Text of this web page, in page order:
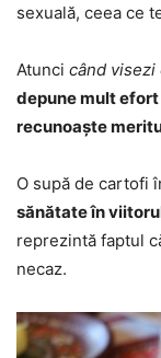
sexuală, ceea ce
Atunci când visezi
depune mult
recunoaște
O supă de cartofi
sănătate în
reprezintă faptul
necaz.